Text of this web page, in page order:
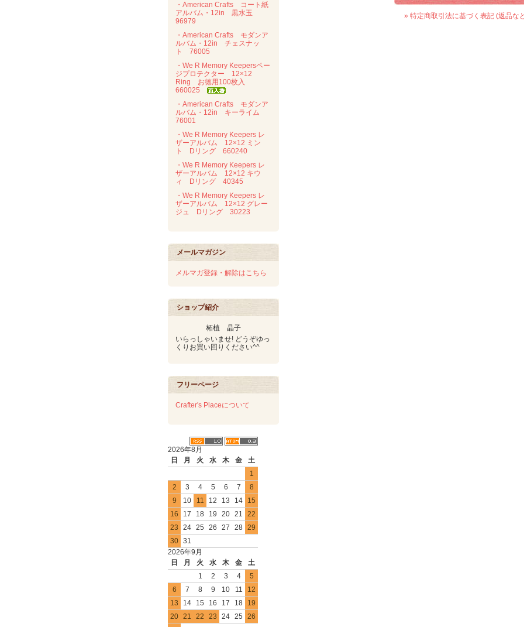
・American Crafts コート紙
アルバム・12in 黒水玉
96979
・American Crafts モダンア
ルバム・12in チェスナッ
ト 76005
・We R Memory Keepersペー
ジプロテクター 12×12
Ring お徳用100枚入
660025
・American Crafts モダンア
ルバム・12in キーライム
76001
・We R Memory Keepers レ
ザーアルバム 12×12 ミン
ト Dリング 660240
・We R Memory Keepers レ
ザーアルバム 12×12 キウ
ィ Dリング 40345
・We R Memory Keepers レ
ザーアルバム 12×12 グレー
ジュ Dリング 30223
メールマガジン
メルマガ登録・解除はこちら
ショップ紹介
柘植 晶子
いらっしゃいませ! どうぞゆっ
くりお買い回りください^^
フリーページ
Crafter's Placeについて
2026年8月
日
月 火 水 木 金
土
1
2
3 4 5 6 7
8
9
10 11 12 13 14
15
16
17 18 19 20 21
22
23
24 25 26 27 28 29
30 31
2026年9月
日
月 火 水 木 金
土
1
2 3 4
5
6
7 8 9 10 11
12
13
14 15 16 17 18
19
20 21 22 23 24 25
26
» 特定商取引法に基づく表記 (返品な